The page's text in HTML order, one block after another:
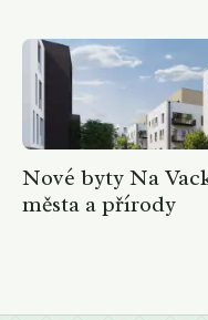
Nové byty Na
města a přírody